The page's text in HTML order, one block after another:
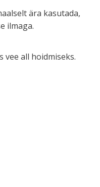
ära kasutada,
ilmaga.
vee all hoidmiseks.